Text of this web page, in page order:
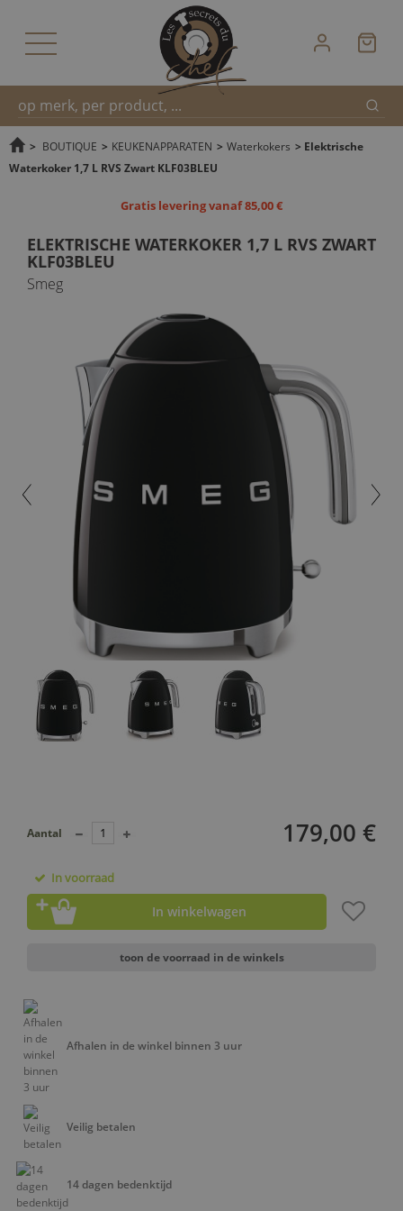
Snel
> BOUTIQUE > KEUKENAPPARATEN > Waterkokers > Elektrische
Waterkoker 1,7 L RVS Zwart KLF03BLEU
Gratis levering vanaf 85,00 €
ELEKTRISCHE WATERKOKER 1,7 L RVS ZWART
KLF03BLEU
Smeg
179,00 €
Aantal
In voorraad
In winkelwagen
toon de voorraad in de winkels
Afhalen in de winkel binnen 3 uur
Veilig betalen
14 dagen bedenktijd